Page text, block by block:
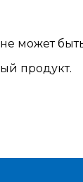
может
продукт.